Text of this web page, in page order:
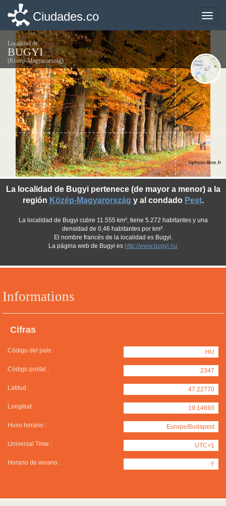
Toggle
Ciudades.co
Localidad de
BUGYI
(Közép-Magyarország)
Informations
Cifras
Código del país : HU
Código postal : 2347
Latitud : 47.22770
Longitud : 19.14693
Huso horario : Europe/Budapest
Universal Time : UTC+1
Horario de verano : Y
La localidad de Bugyi pertenece (de mayor a menor) a la
región Közép-Magyarország y al condado Pest.
La localidad de Bugyi cubre 11.555 km², tiene 5.272 habitantes y una
densidad de 0,46 habitantes por km².
El nombre francés de la localidad es Bugyi.
La página web de Bugyi es http://www.bugyi.hu
©photo-libre.fr
Toggle
Ciudades.co